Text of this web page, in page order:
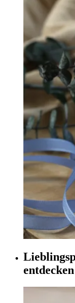
entdecken